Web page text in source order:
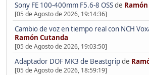
Sony FE 100-400mm F5.6-8 OSSde
[05 de Agosto de 2026, 19:14:36]
Cambio de voz en tiempo real con NCH
Ramón Cutanda
[05 de Agosto de 2026, 19:03:50]
Adaptador DOF MK3 de Beastgripde
[05 de Agosto de 2026, 18:59:19]